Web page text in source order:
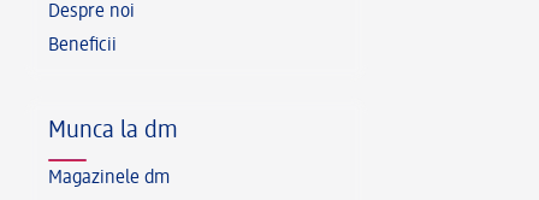
Despre noi
Beneficii
Munca la dm
Magazinele dm